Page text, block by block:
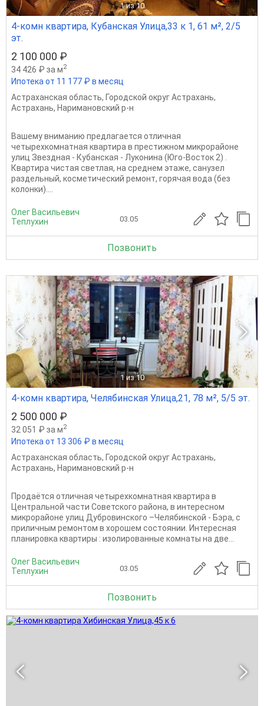
1 из 10
4-комн квартира, Кубанская Улица,33 к 1, 61 м², 2/5
эт.
2 100 000 ₽
34 426 ₽ за м2
Ипотека от 11 177 ₽ в месяц
Астраханская область, Городской округ Астрахань,
Астрахань, Наримановский р-н
Вашему вниманию предлагается отличная
четырехкомнатная квартира в престижном микрорайоне
улиц Звездная - Кубанская - Луконина (Юго-Восток 2) .
Квартира чистая светлая, на среднем этаже, санузел
раздельный, косметический ремонт, горячая вода (без
колонки)....
Олег Васильевич
Теплухин
03.05
Позвонить
1 из 10
4-комн квартира, Челябинская Улица,21, 78 м², 5/5 эт.
2 500 000 ₽
32 051 ₽ за м2
Ипотека от 13 306 ₽ в месяц
Астраханская область, Городской округ Астрахань,
Астрахань, Наримановский р-н
Продаётся отличная четырехкомнатная квартира в
Центральной части Советского района, в интересном
микрорайоне улиц Дубровинского –Челябинской - Бэра, с
приличным ремонтом в хорошем состоянии. Интересная
планировка квартиры : изолированные комнаты на две...
Олег Васильевич
Теплухин
03.05
Позвонить